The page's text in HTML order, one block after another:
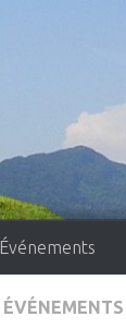
Événements
ÉVÉNEMENTS